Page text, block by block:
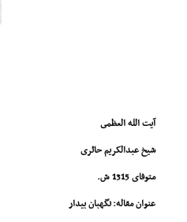
آیت الله العظمى
شیخ عبدالکریم حائرى
متوفاى 1315 ش.
عنوان مقاله: نگهبان بیدار